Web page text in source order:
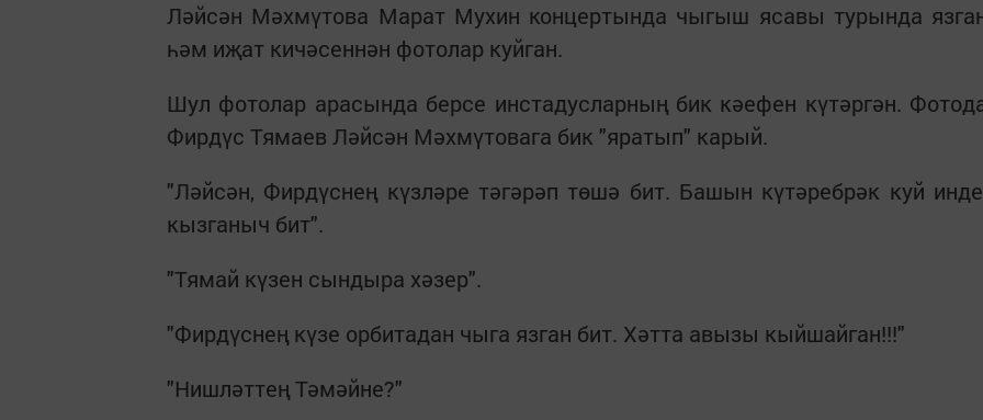
Ләйсән Мәхмүтова Марат Мухин концертында чыгыш ясавы турында
һәм иҗат кичәсеннән фотолар куйган.
Шул фотолар арасында берсе инстадусларның бик кәефен күтәргән.
Фирдүс Тямаев Ләйсән Мәхмүтовага бик "яратып" карый.
"Ләйсән, Фирдүснең күзләре тәгәрәп төшә бит. Башын күтәребрәк куй
кызганыч бит".
"Тямай күзен сындыра хәзер".
"Фирдүснең күзе орбитадан чыга язган бит. Хәтта авызы кыйшайган!!!"
"Нишләттең Тәмәйне?"